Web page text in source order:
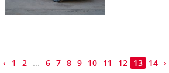
‹ 1 2 ... 6 7 8 9 10 11 12 13 14 ›